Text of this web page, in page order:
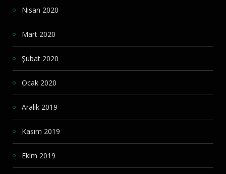
Nisan 2020
Mart 2020
Şubat 2020
Ocak 2020
Aralık 2019
Kasım 2019
Ekim 2019